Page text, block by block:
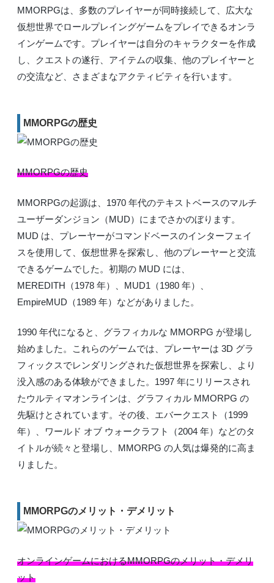
MMORPGは、多数のプレイヤーが同時接続して、広大な
仮想世界でロールプレイングゲームをプレイできるオンラ
インゲームです。プレイヤーは自分のキャラクターを作成
し、クエストの遂行、アイテムの収集、他のプレイヤーと
の交流など、さまざまなアクティビティを行います。
MMORPGの歴史
MMORPGの歴史
MMORPGの起源は、1970 年代のテキストベースのマルチ
ユーザーダンジョン（MUD）にまでさかのぼります。
MUD は、プレーヤーがコマンドベースのインターフェイ
スを使用して、仮想世界を探索し、他のプレーヤーと交流
できるゲームでした。初期の MUD には、
MEREDITH（1978 年）、MUD1（1980 年）、
EmpireMUD（1989 年）などがありました。
1990 年代になると、グラフィカルな MMORPG が登場し
始めました。これらのゲームでは、プレーヤーは 3D グラ
フィックスでレンダリングされた仮想世界を探索し、より
没入感のある体験ができました。1997 年にリリースされ
たウルティマオンラインは、グラフィカル MMORPG の
先駆けとされています。その後、エバークエスト（1999
年）、ワールド オブ ウォークラフト（2004 年）などのタ
イトルが続々と登場し、MMORPG の人気は爆発的に高ま
りました。
MMORPGのメリット・デメリット
オンラインゲームにおけるMMORPGのメリット・デメリ
ット